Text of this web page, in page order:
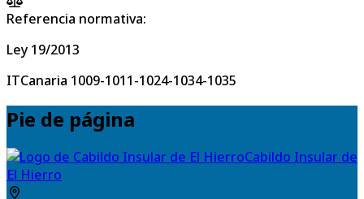
Referencia normativa:
Ley 19/2013
ITCanaria 1009-1011-1024-1034-1035
Pie de página
Cabildo Insular de
El Hierro